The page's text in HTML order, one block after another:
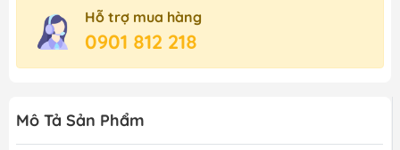
Hỗ trợ mua hàng
0901 812 218
Mô Tả Sản Phẩm